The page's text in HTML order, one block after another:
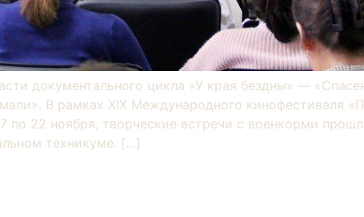
документального цикла «У края бездны» —
В рамках XIX Международного кинофестиваля
22 ноября, творческие встречи с военкорми
техникуме. […]